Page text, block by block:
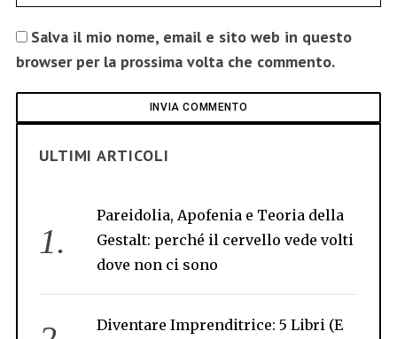
Salva il mio nome, email e sito web in questo
browser per la prossima volta che commento.
ULTIMI ARTICOLI
Pareidolia, Apofenia e Teoria della
Gestalt: perché il cervello vede volti
dove non ci sono
Diventare Imprenditrice: 5 Libri (E